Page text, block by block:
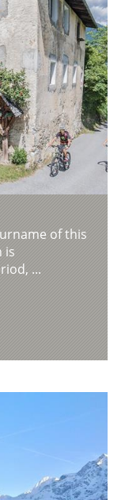
of this
is
...